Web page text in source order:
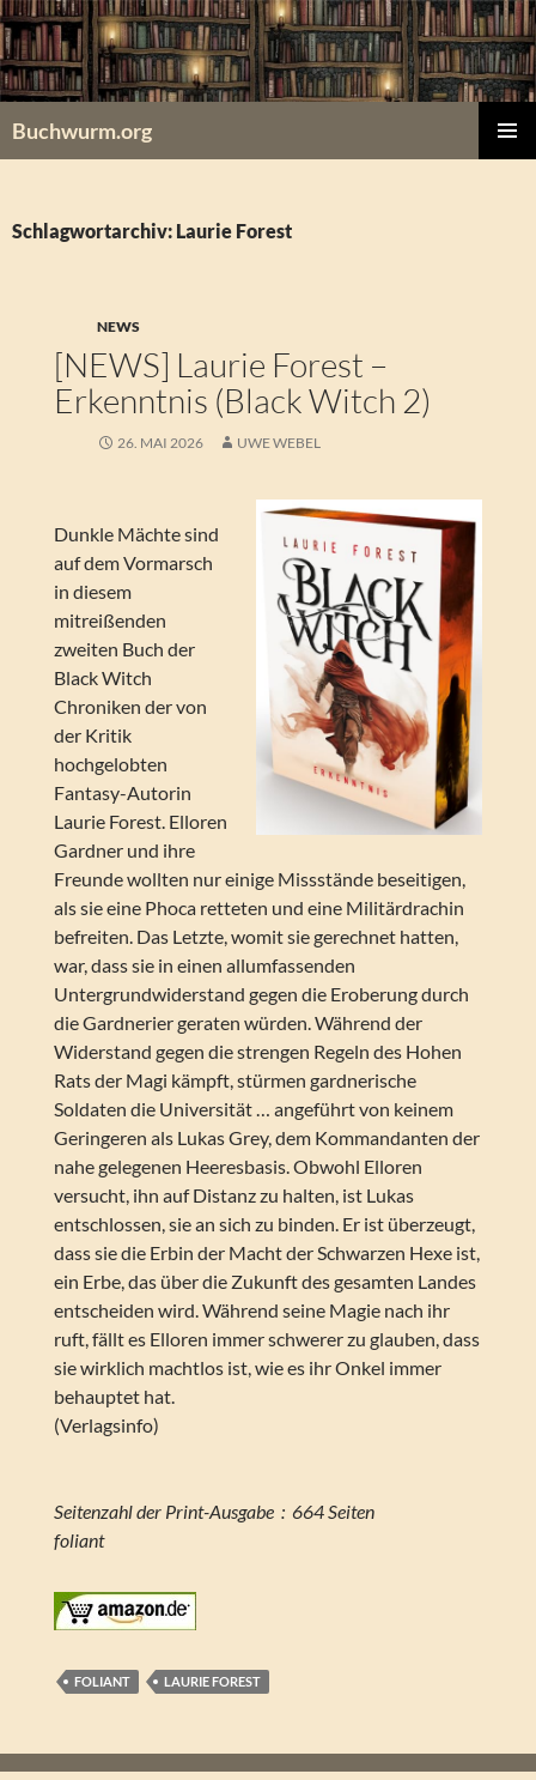
Zum
Inhalt
springen
Buchwurm.org
Schlagwortarchiv: Laurie Forest
NEWS
[NEWS] Laurie Forest –
Erkenntnis (Black Witch 2)
26. MAI 2026 UWE WEBEL
Dunkle Mächte sind
auf dem Vormarsch
in diesem
mitreißenden
zweiten Buch der
Black Witch
Chroniken der von
der Kritik
hochgelobten
Fantasy-Autorin
Laurie Forest. Elloren
Gardner und ihre
Freunde wollten nur einige Missstände beseitigen,
als sie eine Phoca retteten und eine Militärdrachin
befreiten. Das Letzte, womit sie gerechnet hatten,
war, dass sie in einen allumfassenden
Untergrundwiderstand gegen die Eroberung durch
die Gardnerier geraten würden. Während der
Widerstand gegen die strengen Regeln des Hohen
Rats der Magi kämpft, stürmen gardnerische
Soldaten die Universität … angeführt von keinem
Geringeren als Lukas Grey, dem Kommandanten der
nahe gelegenen Heeresbasis. Obwohl Elloren
versucht, ihn auf Distanz zu halten, ist Lukas
entschlossen, sie an sich zu binden. Er ist überzeugt,
dass sie die Erbin der Macht der Schwarzen Hexe ist,
ein Erbe, das über die Zukunft des gesamten Landes
entscheiden wird. Während seine Magie nach ihr
ruft, fällt es Elloren immer schwerer zu glauben, dass
sie wirklich machtlos ist, wie es ihr Onkel immer
behauptet hat.
(Verlagsinfo)
Seitenzahl der Print-Ausgabe ‏ : ‎ 664 Seiten
foliant
FOLIANT LAURIE FOREST